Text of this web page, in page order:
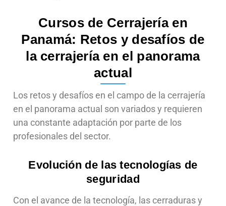
Cursos de Cerrajería en
Panamá: Retos y desafíos de
la cerrajería en el panorama
actual
Los retos y desafíos en el campo de la cerrajería
en el panorama actual son variados y requieren
una constante adaptación por parte de los
profesionales del sector.
Evolución de las tecnologías de
seguridad
Con el avance de la tecnología, las cerraduras y